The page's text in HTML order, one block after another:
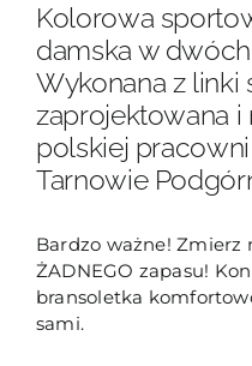
Kolorowa
damska w
Wykonana z
zaprojektowana i
polskiej
Tarnowie
Bardzo ważne! Zmierz
ŻADNEGO zapasu!
bransoletka
sami.